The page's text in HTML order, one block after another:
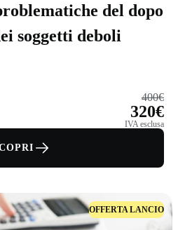
del dopo
soggetti deboli
400€
320€
IVA esclusa
OFFERTA LANCIO